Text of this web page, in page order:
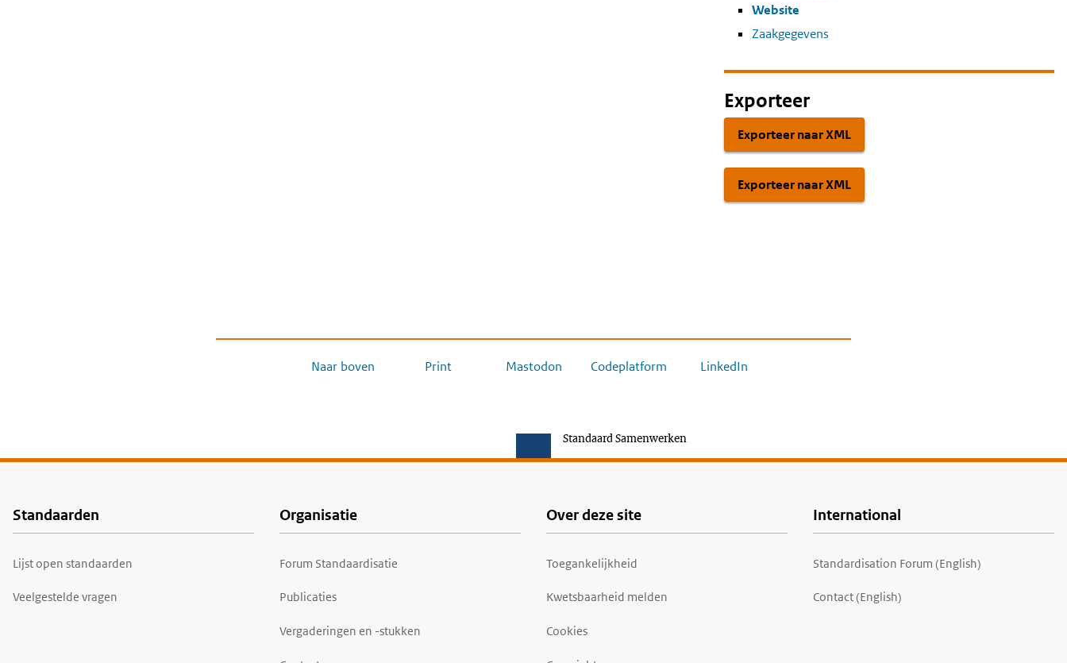
Website
Zaakgegevens
Exporteer
Exporteer naar XML
Exporteer naar XML
Naar boven Print Mastodon Codeplatform LinkedIn
Standaard Samenwerken
Voet
Standaarden
Lijst open standaarden
Veelgestelde vragen
Organisatie
Forum Standaardisatie
Publicaties
Vergaderingen en -stukken
Over deze site
Toegankelijkheid
Kwetsbaarheid melden
Cookies
International
Standardisation Forum (English)
Contact (English)